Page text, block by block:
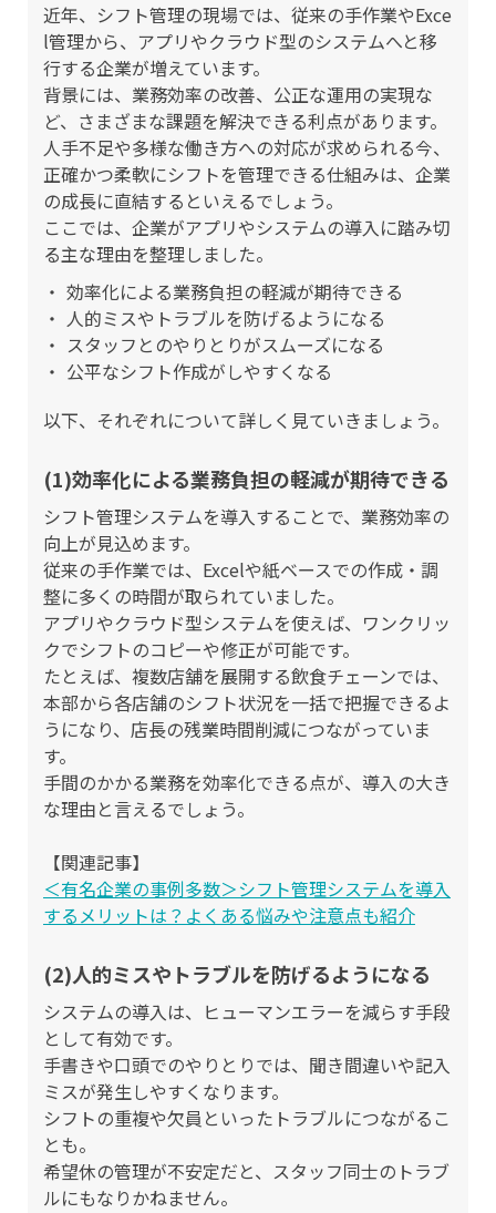
近年、シフト管理の現場では、従来の手作業やExce
l管理から、アプリやクラウド型のシステムへと移
行する企業が増えています。
背景には、業務効率の改善、公正な運用の実現な
ど、さまざまな課題を解決できる利点があります。
人手不足や多様な働き方への対応が求められる今、
正確かつ柔軟にシフトを管理できる仕組みは、企業
の成長に直結するといえるでしょう。
ここでは、企業がアプリやシステムの導入に踏み切
る主な理由を整理しました。
効率化による業務負担の軽減が期待できる
人的ミスやトラブルを防げるようになる
スタッフとのやりとりがスムーズになる
公平なシフト作成がしやすくなる
以下、それぞれについて詳しく見ていきましょう。
(1)効率化による業務負担の軽減が期待できる
シフト管理システムを導入することで、業務効率の
向上が見込めます。
従来の手作業では、Excelや紙ベースでの作成・調
整に多くの時間が取られていました。
アプリやクラウド型システムを使えば、ワンクリッ
クでシフトのコピーや修正が可能です。
たとえば、複数店舗を展開する飲食チェーンでは、
本部から各店舗のシフト状況を一括で把握できるよ
うになり、店長の残業時間削減につながっていま
す。
手間のかかる業務を効率化できる点が、導入の大き
な理由と言えるでしょう。
【関連記事】
＜有名企業の事例多数＞シフト管理システムを導入
するメリットは？よくある悩みや注意点も紹介
(2)人的ミスやトラブルを防げるようになる
システムの導入は、ヒューマンエラーを減らす手段
として有効です。
手書きや口頭でのやりとりでは、聞き間違いや記入
ミスが発生しやすくなります。
シフトの重複や欠員といったトラブルにつながるこ
とも。
希望休の管理が不安定だと、スタッフ同士のトラブ
ルにもなりかねません。